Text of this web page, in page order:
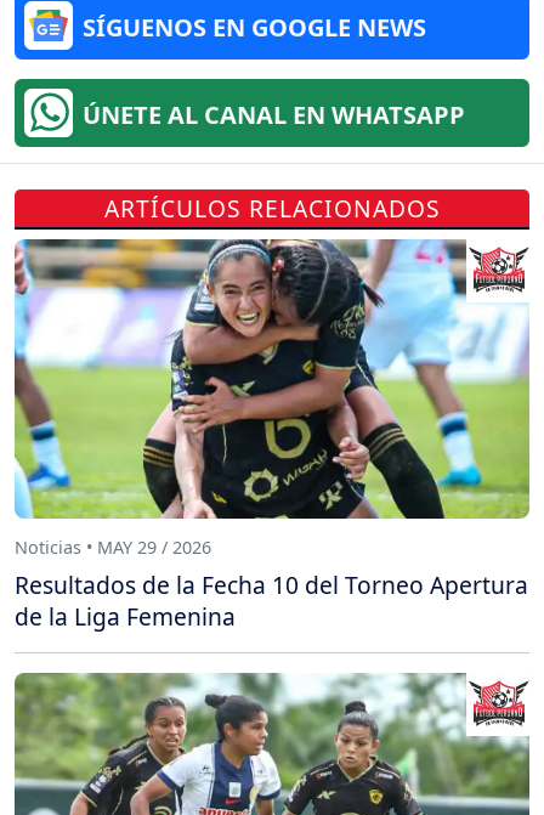
SÍGUENOS EN GOOGLE NEWS
ÚNETE AL CANAL EN WHATSAPP
ARTÍCULOS RELACIONADOS
Noticias • MAY 29 / 2026
Resultados de la Fecha 10 del Torneo Apertura
de la Liga Femenina